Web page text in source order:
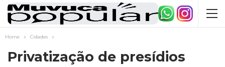
Home Cidades
Privatização de presídios